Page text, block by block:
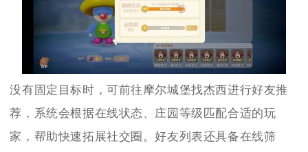
没有固定目标时，可前往摩尔城堡找杰西进行好友推
荐，系统会根据在线状态、庄园等级匹配合适的玩
家，帮助快速拓展社交圈。好友列表还具备在线筛